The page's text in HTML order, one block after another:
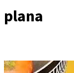
plana